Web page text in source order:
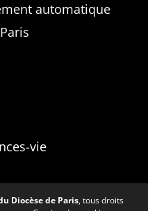
automatique
vie
Diocèse de Paris, tous droits